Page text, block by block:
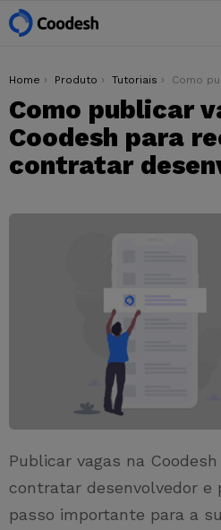
You are here:
Home Produto Tutoriais Como publicar vagas na Coodesh para
Como publicar
Coodesh para
contratar
Publicar vagas na
contratar desenvolvedor e
passo importante para a